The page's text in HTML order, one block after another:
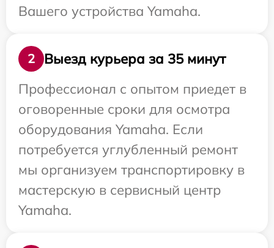
Вашего устройства Yamaha.
2
Выезд курьера за 35 минут
Профессионал с опытом приедет в
оговоренные сроки для осмотра
оборудования Yamaha. Если
потребуется углубленный ремонт
мы организуем транспортировку в
мастерскую в сервисный центр
Yamaha.